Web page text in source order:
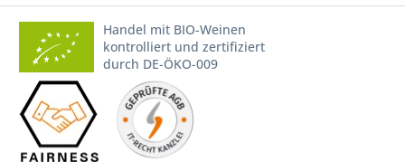
Handel mit BIO-Weinen
kontrolliert und zertifiziert
durch DE-ÖKO-009